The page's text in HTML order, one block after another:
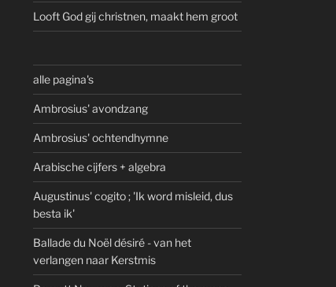
Looft God gij christnen, maakt hem groot
alle pagina's
Ambrosius' avondzang
Ambrosius' ochtendhymne
Arabische cijfers + algebra
Augustinus' cogito ; 'Ik word misleid, dus
besta ik'
Ballade du Noël désiré - van het
verlangen naar Kerstmis